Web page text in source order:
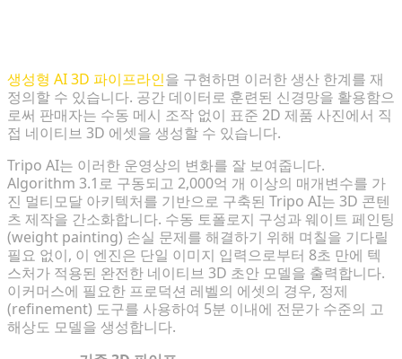
생성형 AI 3D 파이프라인을 구현하면 이러한 생산 한계를 재
정의할 수 있습니다. 공간 데이터로 훈련된 신경망을 활용함으
로써 판매자는 수동 메시 조작 없이 표준 2D 제품 사진에서 직
접 네이티브 3D 에셋을 생성할 수 있습니다.
Tripo AI는 이러한 운영상의 변화를 잘 보여줍니다.
Algorithm 3.1로 구동되고 2,000억 개 이상의 매개변수를 가
진 멀티모달 아키텍처를 기반으로 구축된 Tripo AI는 3D 콘텐
츠 제작을 간소화합니다. 수동 토폴로지 구성과 웨이트 페인팅
(weight painting) 손실 문제를 해결하기 위해 며칠을 기다릴
필요 없이, 이 엔진은 단일 이미지 입력으로부터 8초 만에 텍
스처가 적용된 완전한 네이티브 3D 초안 모델을 출력합니다.
이커머스에 필요한 프로덕션 레벨의 에셋의 경우, 정제
(refinement) 도구를 사용하여 5분 이내에 전문가 수준의 고
해상도 모델을 생성합니다.